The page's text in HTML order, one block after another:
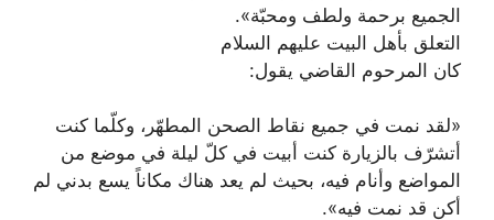
الجميع برحمة ولطف ومحبّة».
التعلق بأهل البيت عليهم السلام
كان المرحوم القاضي يقول:
«لقد نمت في جميع نقاط الصحن المطهّر، وكلّما كنت
أتشرّف بالزيارة كنت أبيت في كلّ ليلة في موضع من
المواضع وأنام فيه، بحيث لم يعد هناك مكاناً يسع بدني لم
أكن قد نمت فيه».